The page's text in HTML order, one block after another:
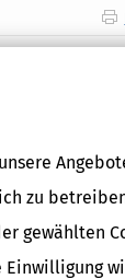
zu
gewählten
Einwilligung